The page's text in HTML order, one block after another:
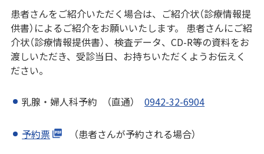
患者さんをご紹介いただく場合は、ご紹介状（診療情報提
供書）によるご紹介をお願いいたします。 患者さんにご紹
介状（診療情報提供書）、検査データ、CD-R等の資料をお
渡しいただき、受診当日、お持ちいただくようお伝えく
ださい。
乳腺・婦人科予約 （直通）0942-32-6904
予約票 （患者さんが予約される場合）